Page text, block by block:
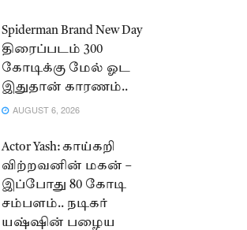
Spiderman Brand New Day
திரைப்படம் 300
கோடிக்கு மேல் ஓட
இதுதான் காரணம்..
AUGUST 6, 2026
Actor Yash: காய்கறி
விற்றவனின் மகன் –
இப்போது 80 கோடி
சம்பளம்.. நடிகர்
யஷ்ஷின் பழைய